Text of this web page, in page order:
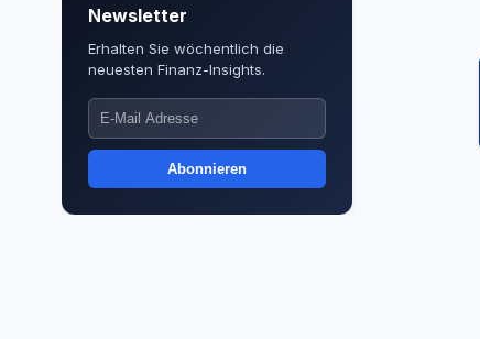
Newsletter
Erhalten Sie wöchentlich die
neuesten Finanz-Insights.
Abonnieren